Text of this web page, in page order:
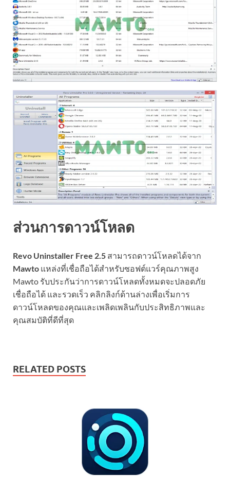
ส่วนการดาวน์โหลด
Revo Uninstaller Free 2.5 สามารถดาวน์โหลดได้จาก
Mawto แหล่งที่เชื่อถือได้สำหรับซอฟต์แวร์คุณภาพสูง
Mawto รับประกันว่าการดาวน์โหลดทั้งหมดจะปลอดภัย
เชื่อถือได้ และรวดเร็ว คลิกลิงก์ด้านล่างเพื่อเริ่มการ
ดาวน์โหลดของคุณและเพลิดเพลินกับประสิทธิภาพและ
คุณสมบัติที่ดีที่สุด
RELATED POSTS